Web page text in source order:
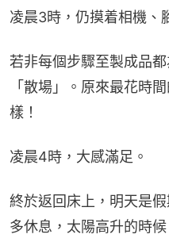
凌晨3時，仍摸着相機、
若非每個步驟至製成品
「散場」。原來最花時
樣！
凌晨4時，大感滿足。
終於返回床上，明天是
多休息，太陽高升的時